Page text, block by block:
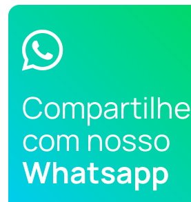
Compartilhe
com nosso
Whatsapp